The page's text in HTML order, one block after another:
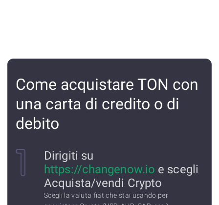
Come acquistare TON con
una carta di credito o di
debito
Dirigiti su
https://changenow.io e scegli
Acquista/vendi Crypto
Scegli la valuta fiat che stai usando per